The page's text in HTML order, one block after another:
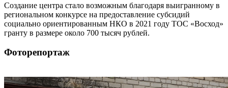
Создание центра стало возможным благодаря выигранному в
региональном конкурсе на предоставление субсидий
социально ориентированным НКО в 2021 году ТОС «Восход»
гранту в размере около 700 тысяч рублей.
Фоторепортаж